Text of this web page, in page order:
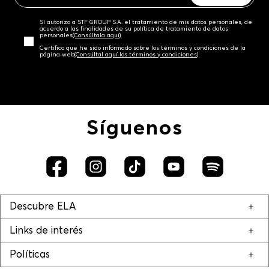
Sí autorizo a STF GROUP S.A. el tratamiento de mis datos personales, de
acuerdo a las finalidades de su política de tratamiento de datos
personales‎(Consúltala aquí)
Certifico que he sido informado sobre los términos y condiciones de la
página web‎(Consúltal aquí los términos y condiciones)
Síguenos
Descubre ELA
Links de interés
Políticas